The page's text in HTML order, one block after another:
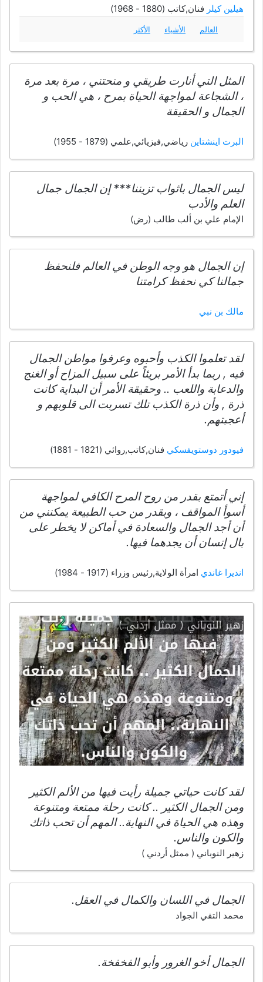
هيلين كيلر فنان,كاتب (1880 - 1968)
العالم الأشياء الأكثر
المثل التي أنارت طريقي و منحتني ، مرة بعد مرة
، الشجاعة لمواجهة الحياة بمرح ، هي الحب و
الجمال و الحقيقة
البرت اينشتاين رياضي,فيزيائي,علمي (1879 - 1955)
ليس الجمال باثواب تزيننا*** إن الجمال جمال
العلم والأدب
الإمام علي بن ألب طالب (رض)
إن الجمال هو وجه الوطن في العالم فلنحفظ
جمالنا كي نحفظ كرامتنا
مالك بن نبي
لقد تعلموا الكذب وأحبوه وعرفوا مواطن الجمال
فيه , ربما بدأ الأمر بريئاً على سبيل المزاح أو الغنج
والدعابة واللعب .. وحقيقة الأمر أن البداية كانت
ذرة , وأن ذرة الكذب تلك تسربت الى قلوبهم و
أعجبتهم.
فيودور دوستويفسكي فنان,كاتب,روائي (1821 - 1881)
إني أتمتع بقدر من روح المرح الكافي لمواجهة
أسوأ المواقف ، وبقدر من حب الطبيعة يمكنني من
أن أجد الجمال والسعادة في أماكن لا يخطر على
بال إنسان أن يجدهما فيها.
انديرا غاندي امرأة الولاية,رئيس وزراء (1917 - 1984)
لقد كانت حياتي جميلة رأيت فيها من الألم الكثير
ومن الجمال الكثير .. كانت رحلة ممتعة ومتنوعة
وهذه هي الحياة في النهاية.. المهم أن تحب ذاتك
والكون والناس.
زهير النوباني ( ممثل أردني )
الجمال في اللسان والكمال في العقل.
محمد التقي الجواد
الجمال أخو الغرور وأبو الفخفخة.